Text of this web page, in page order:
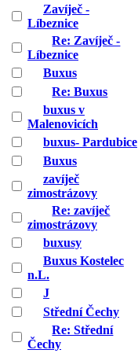
Zavíječ -
Líbeznice
Re: Zavíječ -
Líbeznice
Buxus
Re: Buxus
buxus v
Malenovicích
buxus- Pardubice
Buxus
zavíječ
zimostrázovy
Re: zavíječ
zimostrázovy
buxusy
Buxus Kostelec
n.L.
J
Střední Čechy
Re: Střední
Čechy